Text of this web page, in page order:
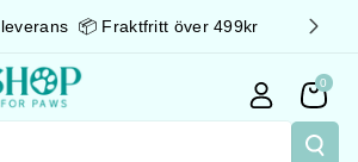
📦 Fraktfritt över 499kr
0